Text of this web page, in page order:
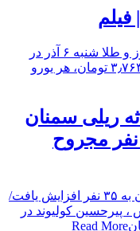
قیمت ارز و طلا شنبه ۶ آذر | فیلمقیمت ارز و طلا شنبه ۶ آذر در
معاملات امروز بازار آزاد، هر دلار آمریکا ۳٫۷۶۳ تومان، هر یورو
ریلی سمنان
به ۳۵ نفر افزایش یافت/۸۰ نفر مجروح
کولیوند: آمار کشته های حادثه ریلی سمنان به ۳۵ نفر افزایش یافت/
پیرحسین کولیوند در
Read More